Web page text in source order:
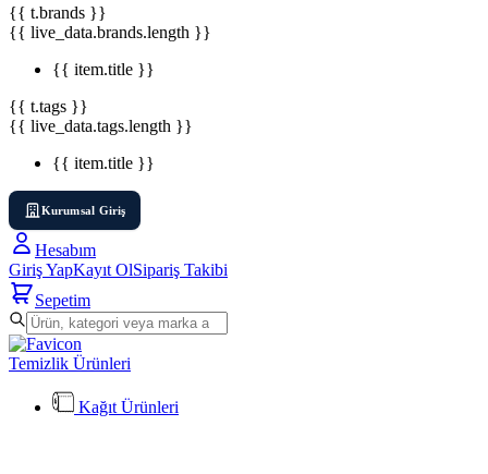
{{ t.brands }}
{{ live_data.brands.length }}
{{ item.title }}
{{ t.tags }}
{{ live_data.tags.length }}
{{ item.title }}
Kurumsal Giriş
Hesabım
Giriş YapKayıt OlSipariş Takibi
Sepetim
Temizlik Ürünleri
Kağıt Ürünleri